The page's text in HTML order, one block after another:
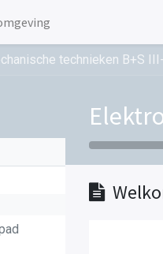
technieken B+S